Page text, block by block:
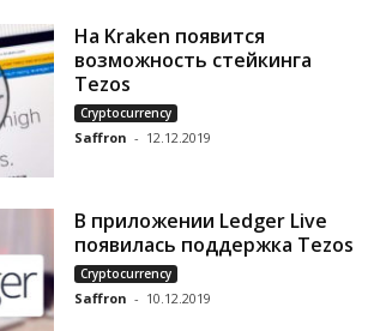
На Kraken появится
возможность стейкинга
Tezos
Cryptocurrency
Saffron - 12.12.2019
В приложении Ledger Live
появилась поддержка Tezos
Cryptocurrency
Saffron - 10.12.2019